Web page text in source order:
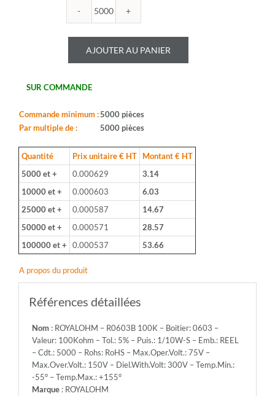
quantité
ROYALOHM
-
R0603B
0603
-
100Kohm
-
Tol.:
5%
-
Puis.:
1/10W-
S
-
-
Cdt.:
Rohs:
RoHS
-
Max.Oper.Volt.:
75V
AJOUTER AU PANIER
SUR COMMANDE
Commande minimum :5000 pièces
Par multiple de :
5000 pièces
Quantité Prix unitaire € HT
Montant € HT
5000 et +
0.000629
3.14
10000 et +
0.000603
6.03
25000 et +
0.000587
14.67
50000 et +
0.000571
28.57
100000 et +
0.000537 53.66
A propos du produit
Références détaillées
Nom: ROYALOHM – R0603B 100K – Boitier: 0603 –
Valeur: 100Kohm – Tol.: 5% – Puis.: 1/10W-S – Emb.: REEL
– Cdt.: 5000 – Rohs: RoHS – Max.Oper.Volt.: 75V –
Max.Over.Volt.: 150V – Diel.With.Volt: 300V – Temp.Min.:
-55° – Temp.Max.: +155°
Marque: ROYALOHM